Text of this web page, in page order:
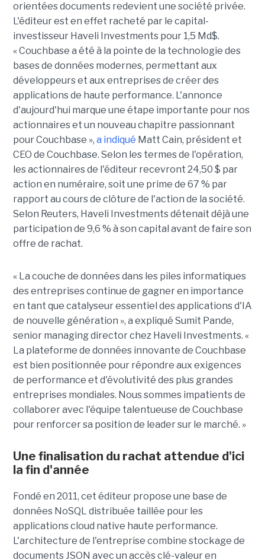
orientées documents redevient une société privée.
L'éditeur est en effet racheté par le capital-
investisseur Haveli Investments pour 1,5 Md$.
« Couchbase a été à la pointe de la technologie des
bases de données modernes, permettant aux
développeurs et aux entreprises de créer des
applications de haute performance. L'annonce
d'aujourd'hui marque une étape importante pour nos
actionnaires et un nouveau chapitre passionnant
pour Couchbase », a indiqué Matt Cain, président et
CEO de Couchbase. Selon les termes de l'opération,
les actionnaires de l'éditeur recevront 24,50 $ par
action en numéraire, soit une prime de 67 % par
rapport au cours de clôture de l'action de la société.
Selon Reuters, Haveli Investments détenait déjà une
participation de 9,6 % à son capital avant de faire son
offre de rachat.
« La couche de données dans les piles informatiques
des entreprises continue de gagner en importance
en tant que catalyseur essentiel des applications d'IA
de nouvelle génération », a expliqué Sumit Pande,
senior managing director chez Haveli Investments. «
La plateforme de données innovante de Couchbase
est bien positionnée pour répondre aux exigences
de performance et d'évolutivité des plus grandes
entreprises mondiales. Nous sommes impatients de
collaborer avec l'équipe talentueuse de Couchbase
pour renforcer sa position de leader sur le marché. »
Une finalisation du rachat attendue d'ici
la fin d'année
Fondé en 2011, cet éditeur propose une base de
données NoSQL distribuée taillée pour les
applications cloud native haute performance.
L'architecture de l'entreprise combine stockage de
documents JSON avec un accès clé-valeur en